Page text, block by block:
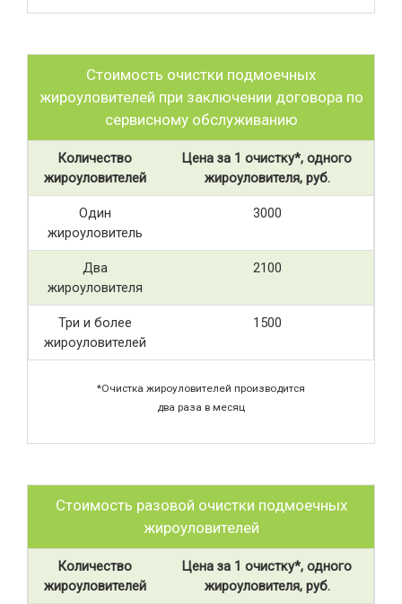
Стоимость очистки подмоечных
жироуловителей при заключении договора по
сервисному обслуживанию
Количество
жироуловителей
Цена за 1 очистку*, одного
жироуловителя, руб.
Один
жироуловитель
3000
Два
жироуловителя
2100
Три и более
жироуловителей
1500
*Очистка жироуловителей производится
два раза в месяц
Стоимость разовой очистки подмоечных
жироуловителей
Количество
жироуловителей
Цена за 1 очистку*, одного
жироуловителя, руб.